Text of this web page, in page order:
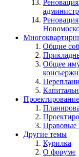
Общие
Общее
Правовые
Другие темы
Курилка
О форуме